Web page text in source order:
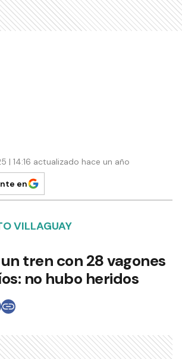
| 14:16 actualizado hace un año
en
VILLAGUAY
tren con 28 vagones
no hubo heridos